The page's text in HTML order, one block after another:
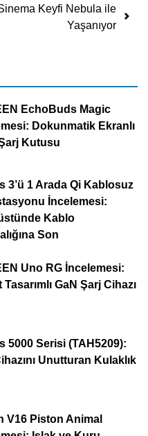
Keyfi Nebula ile
Yaşanıyor
EchoBuds Magic
Dokunmatik Ekranlı
Şarj Kutusu
3’ü 1 Arada Qi Kablosuz
İncelemesi:
Kablo
Son
Uno RG İncelemesi:
Tasarımlı GaN Şarj Cihazı
5000 Serisi (TAH5209):
Unutturan Kulaklık
V16 Piston Animal